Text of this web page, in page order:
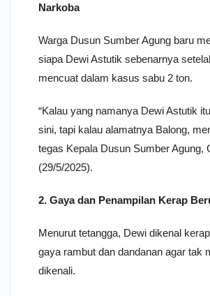
Narkoba
Warga Dusun Sumber Agung baru
siapa Dewi Astutik sebenarnya
mencuat dalam kasus sabu 2 ton.
“Kalau yang namanya Dewi Astutik
sini, tapi kalau alamatnya Balong,
tegas Kepala Dusun Sumber Agung,
(29/5/2025).
2. Gaya dan Penampilan Kerap
Menurut tetangga, Dewi dikenal
gaya rambut dan dandanan agar tak
dikenali.